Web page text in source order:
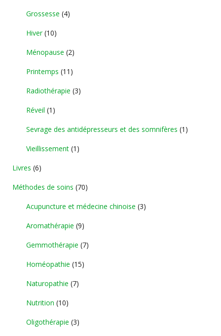
Grossesse (4)
Hiver(10)
Ménopause (2)
Printemps (11)
Radiothérapie (3)
Réveil (1)
Sevrage des antidépresseurs et des somnifères (1)
Vieillissement (1)
Livres (6)
Méthodes de soins (70)
Acupuncture et médecine chinoise (3)
Aromathérapie (9)
Gemmothérapie (7)
Homéopathie (15)
Naturopathie (7)
Nutrition (10)
Oligothérapie (3)